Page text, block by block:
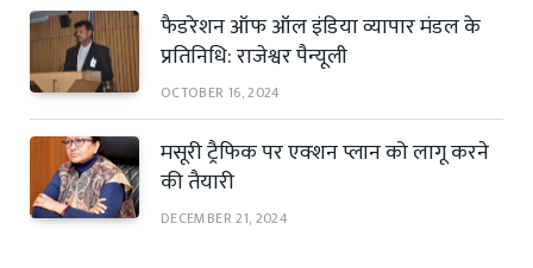
फैडरेशन ऑफ ऑल इंडिया व्यापार मंडल के
प्रतिनिधि: राजेश्वर पैन्यूली
OCTOBER 16, 2024
मसूरी ट्रैफिक पर एक्शन प्लान को लागू करने
की तैयारी
DECEMBER 21, 2024